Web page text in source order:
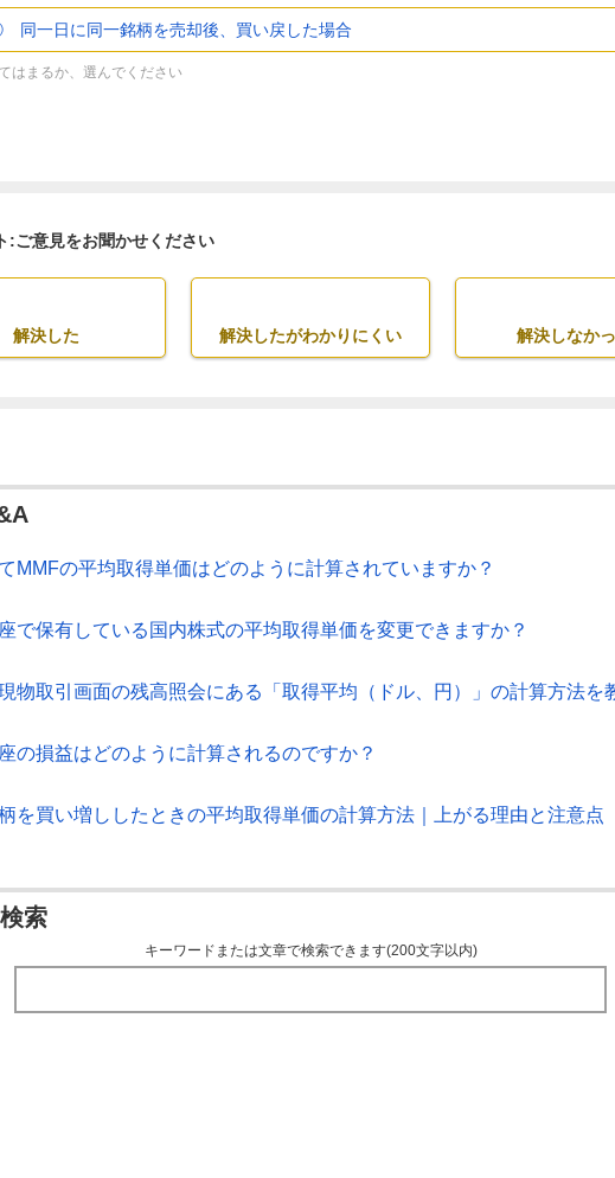
一日に同一銘柄を売却後、買い戻した場合
はまるか、選んでください
:ご意見をお聞かせください
解決した 解決したがわかりにくい 解決しなか
MMFの平均取得単価はどのように計算されていますか？
で保有している国内株式の平均取得単価を変更できますか？
物取引画面の残高照会にある「取得平均（ドル、円）」の計算方法を
の損益はどのように計算されるのですか？
を買い増ししたときの平均取得単価の計算方法｜上がる理由と注意点
索
キーワードまたは文章で検索できます(200文字以内)